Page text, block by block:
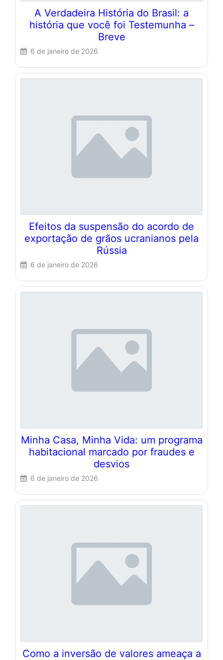
A Verdadeira História do Brasil: a
história que você foi Testemunha –
Breve
6 de janeiro de 2026
Efeitos da suspensão do acordo de
exportação de grãos ucranianos pela
Rússia
6 de janeiro de 2026
Minha Casa, Minha Vida: um programa
habitacional marcado por fraudes e
desvios
6 de janeiro de 2026
Como a inversão de valores ameaça a